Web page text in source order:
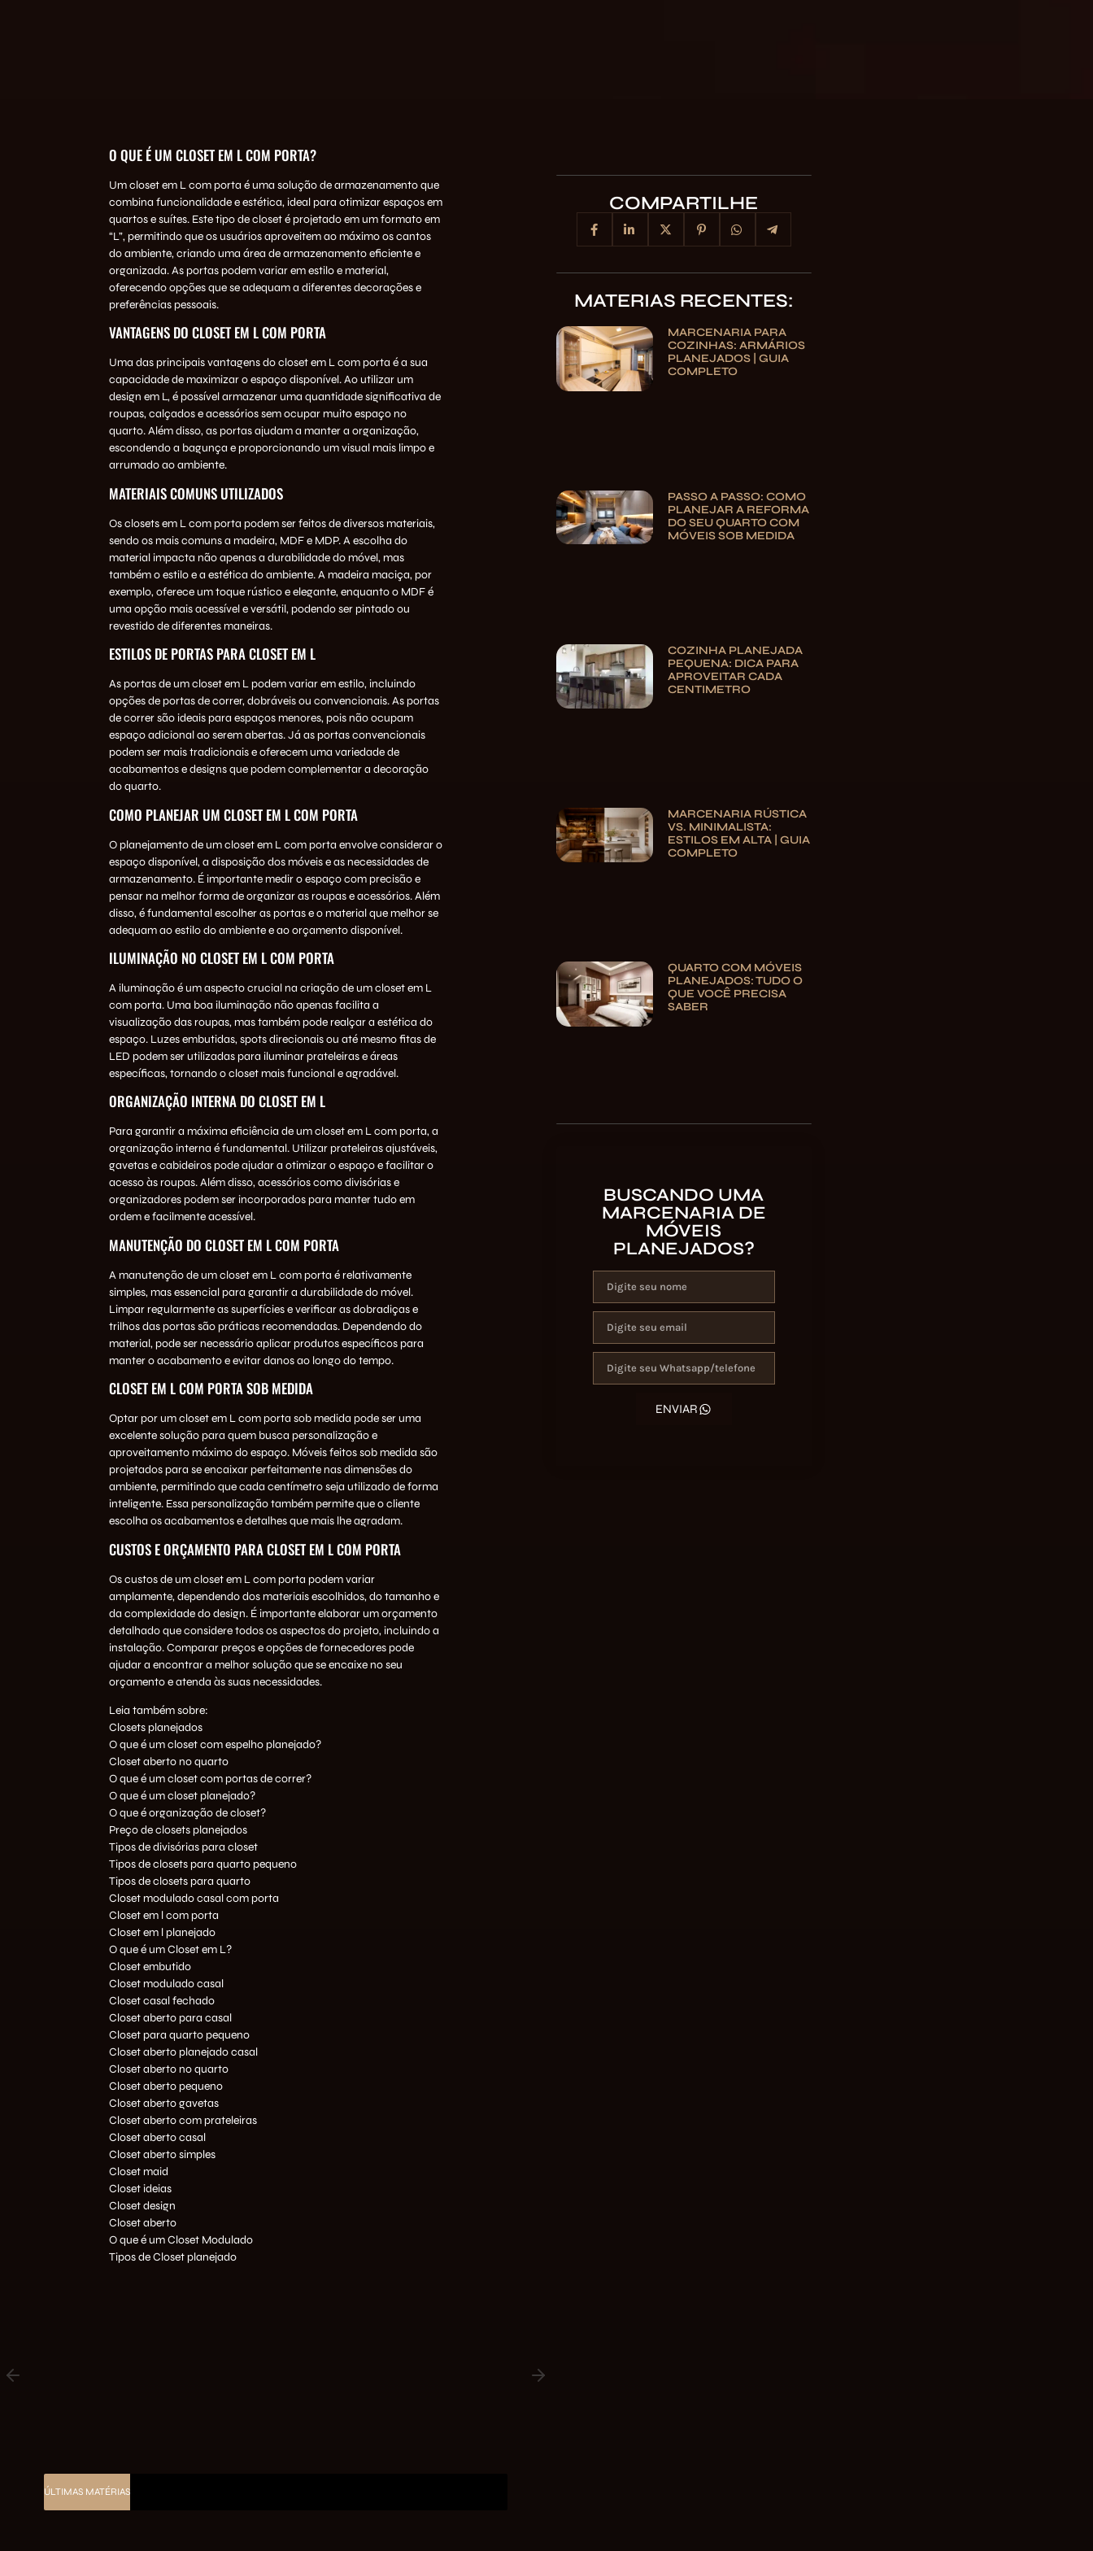
O QUE É UM CLOSET EM L COM PORTA?
Um closet em L com porta é uma solução de armazenamento que
combina funcionalidade e estética, ideal para otimizar espaços em
quartos e suítes. Este tipo de closet é projetado em um formato em
“L”, permitindo que os usuários aproveitem ao máximo os cantos
do ambiente, criando uma área de armazenamento eficiente e
organizada. As portas podem variar em estilo e material,
oferecendo opções que se adequam a diferentes decorações e
preferências pessoais.
VANTAGENS DO CLOSET EM L COM PORTA
Uma das principais vantagens do closet em L com porta é a sua
capacidade de maximizar o espaço disponível. Ao utilizar um
design em L, é possível armazenar uma quantidade significativa de
roupas, calçados e acessórios sem ocupar muito espaço no
quarto. Além disso, as portas ajudam a manter a organização,
escondendo a bagunça e proporcionando um visual mais limpo e
arrumado ao ambiente.
MATERIAIS COMUNS UTILIZADOS
Os closets em L com porta podem ser feitos de diversos materiais,
sendo os mais comuns a madeira, MDF e MDP. A escolha do
material impacta não apenas a durabilidade do móvel, mas
também o estilo e a estética do ambiente. A madeira maciça, por
exemplo, oferece um toque rústico e elegante, enquanto o MDF é
uma opção mais acessível e versátil, podendo ser pintado ou
revestido de diferentes maneiras.
ESTILOS DE PORTAS PARA CLOSET EM L
As portas de um closet em L podem variar em estilo, incluindo
opções de portas de correr, dobráveis ou convencionais. As portas
de correr são ideais para espaços menores, pois não ocupam
espaço adicional ao serem abertas. Já as portas convencionais
podem ser mais tradicionais e oferecem uma variedade de
acabamentos e designs que podem complementar a decoração
do quarto.
COMO PLANEJAR UM CLOSET EM L COM PORTA
O planejamento de um closet em L com porta envolve considerar o
espaço disponível, a disposição dos móveis e as necessidades de
armazenamento. É importante medir o espaço com precisão e
pensar na melhor forma de organizar as roupas e acessórios. Além
disso, é fundamental escolher as portas e o material que melhor se
adequam ao estilo do ambiente e ao orçamento disponível.
ILUMINAÇÃO NO CLOSET EM L COM PORTA
A iluminação é um aspecto crucial na criação de um closet em L
com porta. Uma boa iluminação não apenas facilita a
visualização das roupas, mas também pode realçar a estética do
espaço. Luzes embutidas, spots direcionais ou até mesmo fitas de
LED podem ser utilizadas para iluminar prateleiras e áreas
específicas, tornando o closet mais funcional e agradável.
ORGANIZAÇÃO INTERNA DO CLOSET EM L
Para garantir a máxima eficiência de um closet em L com porta, a
organização interna é fundamental. Utilizar prateleiras ajustáveis,
gavetas e cabideiros pode ajudar a otimizar o espaço e facilitar o
acesso às roupas. Além disso, acessórios como divisórias e
organizadores podem ser incorporados para manter tudo em
ordem e facilmente acessível.
MANUTENÇÃO DO CLOSET EM L COM PORTA
A manutenção de um closet em L com porta é relativamente
simples, mas essencial para garantir a durabilidade do móvel.
Limpar regularmente as superfícies e verificar as dobradiças e
trilhos das portas são práticas recomendadas. Dependendo do
material, pode ser necessário aplicar produtos específicos para
manter o acabamento e evitar danos ao longo do tempo.
CLOSET EM L COM PORTA SOB MEDIDA
Optar por um closet em L com porta sob medida pode ser uma
excelente solução para quem busca personalização e
aproveitamento máximo do espaço. Móveis feitos sob medida são
projetados para se encaixar perfeitamente nas dimensões do
ambiente, permitindo que cada centímetro seja utilizado de forma
inteligente. Essa personalização também permite que o cliente
escolha os acabamentos e detalhes que mais lhe agradam.
CUSTOS E ORÇAMENTO PARA CLOSET EM L COM PORTA
Os custos de um closet em L com porta podem variar
amplamente, dependendo dos materiais escolhidos, do tamanho e
da complexidade do design. É importante elaborar um orçamento
detalhado que considere todos os aspectos do projeto, incluindo a
instalação. Comparar preços e opções de fornecedores pode
ajudar a encontrar a melhor solução que se encaixe no seu
orçamento e atenda às suas necessidades.
Leia também sobre:
Closets planejados
O que é um closet com espelho planejado?
Closet aberto no quarto
O que é um closet com portas de correr?
O que é um closet planejado?
O que é organização de closet?
Preço de closets planejados
Tipos de divisórias para closet
Tipos de closets para quarto pequeno
Tipos de closets para quarto
Closet modulado casal com porta
Closet em l com porta
Closet em l planejado
O que é um Closet em L?
Closet embutido
Closet modulado casal
Closet casal fechado
Closet aberto para casal
Closet para quarto pequeno
Closet aberto planejado casal
Closet aberto no quarto
Closet aberto pequeno
Closet aberto gavetas
Closet aberto com prateleiras
Closet aberto casal
Closet aberto simples
Closet maid
Closet ideias
Closet design
Closet aberto
O que é um Closet Modulado
Tipos de Closet planejado
ÚLTIMAS MATÉRIAS
COMPARTILHE
MATERIAS RECENTES:
MARCENARIA PARA
COZINHAS: ARMÁRIOS
PLANEJADOS | GUIA
COMPLETO
PASSO A PASSO: COMO
PLANEJAR A REFORMA
DO SEU QUARTO COM
MÓVEIS SOB MEDIDA
COZINHA PLANEJADA
PEQUENA: DICA PARA
APROVEITAR CADA
CENTIMETRO
MARCENARIA RÚSTICA
VS. MINIMALISTA:
ESTILOS EM ALTA | GUIA
COMPLETO
QUARTO COM MÓVEIS
PLANEJADOS: TUDO O
QUE VOCÊ PRECISA
SABER
BUSCANDO UMA
MARCENARIA DE
MÓVEIS
PLANEJADOS?
ENVIAR